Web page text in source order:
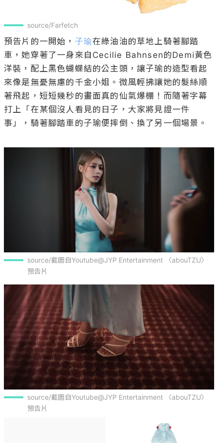
source/Farfetch
預告片的一開始， 子瑜在綠油油的草地上騎著腳踏
車，她穿著了一身來自Cecilie Bahnsen的Demi黃色
洋裝，配上黑色蝴蝶結的公主頭，讓子瑜的造型看起
來像是無憂無慮的千金小姐。微風輕拂讓她的髮絲順
著飛起，短短幾秒的畫面真的仙氣爆棚！而隨著字幕
打上「在某個沒人看見的日子，大家將見證一件
事」，騎著腳踏車的子瑜便摔倒、換了另一個場景。
source/截圖自Youtube@JYP Entertainment 〈abouTZU〉
預告片
source/截圖自Youtube@JYP Entertainment 〈abouTZU〉
預告片